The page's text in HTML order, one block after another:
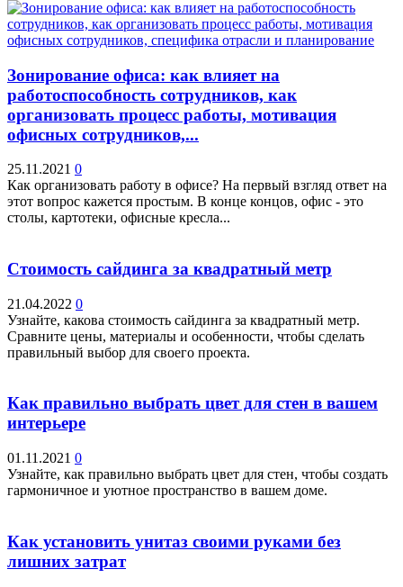
Зонирование офиса: как влияет на
работоспособность сотрудников, как
организовать процесс работы, мотивация
офисных сотрудников,...
25.11.2021 0
Как организовать работу в офисе? На первый взгляд ответ на
этот вопрос кажется простым. В конце концов, офис - это
столы, картотеки, офисные кресла...
Стоимость сайдинга за квадратный метр
21.04.2022 0
Узнайте, какова стоимость сайдинга за квадратный метр.
Сравните цены, материалы и особенности, чтобы сделать
правильный выбор для своего проекта.
Как правильно выбрать цвет для стен в вашем
интерьере
01.11.2021 0
Узнайте, как правильно выбрать цвет для стен, чтобы создать
гармоничное и уютное пространство в вашем доме.
Как установить унитаз своими руками без
лишних затрат